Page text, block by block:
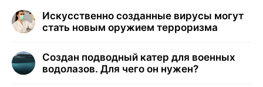
Искусственно созданные вирусы могут
стать новым оружием терроризма
Создан подводный катер для военных
водолазов. Для чего он нужен?